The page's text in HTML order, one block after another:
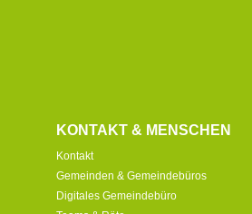
KONTAKT & MENSCHEN
Kontakt
Gemeinden & Gemeindebüros
Digitales Gemeindebüro